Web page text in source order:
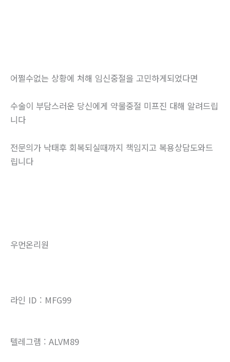
어쩔수없는 상황에 처해 임신중절을 고민하게되었다면
수술이 부담스러운 당신에게 약물중절 미프진 대해 알려드립
니다
전문의가 낙태후 회복되실때까지 책임지고 복용상담도와드
립니다
우먼온리원
라인 ID : MFG99
텔레그램 : ALVM89